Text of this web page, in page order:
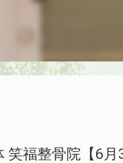
笑福整骨院【6月